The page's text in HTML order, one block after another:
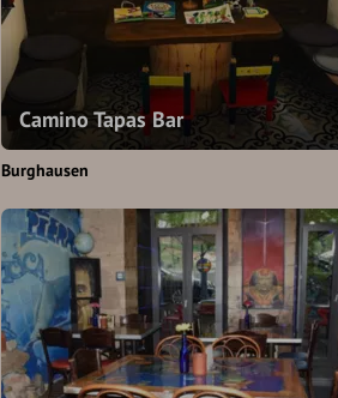
Camino Tapas Bar
Burghausen